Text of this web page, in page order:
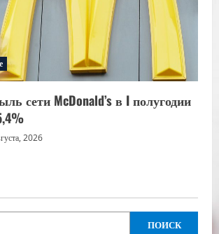
сети McDonald’s в I полугодии
2026
ПОИСК